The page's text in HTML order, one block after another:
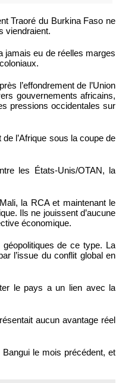
Traoré du Burkina Faso ne
viendraient.
jamais eu de réelles marges
l’effondrement de l’Union
gouvernements africains,
pressions occidentales sur
l’Afrique sous la coupe de
les États-Unis/OTAN, la
la RCA et maintenant le
Ils ne jouissent d’aucune
économique.
géopolitiques de ce type. La
l’issue du conflit global en
le pays a un lien avec la
aucun avantage réel
le mois précédent, et